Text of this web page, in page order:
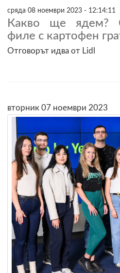
сряда 08 ноември 2023 - 12:14:11
Какво ще ядем?
филе с картофен
Отговорът идва от Lidl
вторник 07 ноември 2023